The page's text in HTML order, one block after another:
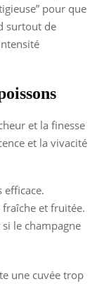
pour que
surtout de
et la finesse
et la vivacité
efficace.
fraîche et fruitée.
le champagne
une cuvée trop